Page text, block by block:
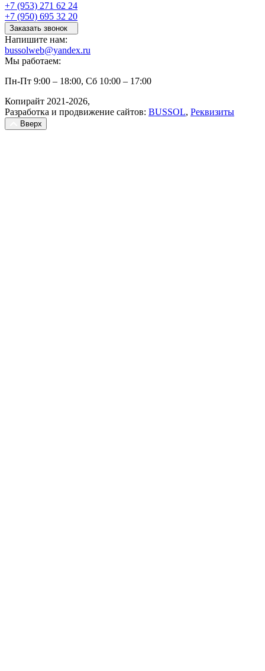
+7 (953) 271 62 24
+7 (950) 695 32 20
Заказать звонок
Напишите нам:
bussolweb@yandex.ru
Мы работаем:
Пн-Пт 9:00 – 18:00, Сб 10:00 – 17:00
Копирайт 2021-2026,
Разработка и продвижение сайтов: BUSSOL, Реквизиты
Вверх